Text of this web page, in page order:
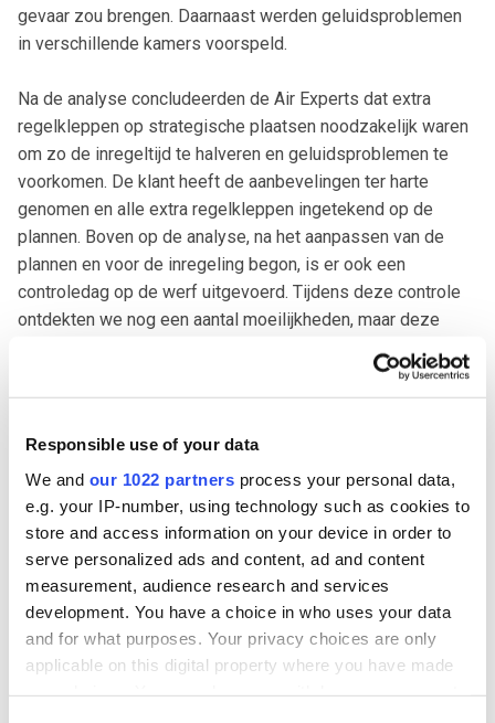
Responsible use of your data
We and our 1022 partners process your personal data,
e.g. your IP-number, using technology such as cookies to
store and access information on your device in order to
serve personalized ads and content, ad and content
measurement, audience research and services
development. You have a choice in who uses your data
and for what purposes. Your privacy choices are only
applicable on this digital property where you have made
gevaar zou brengen. Daarnaast werden geluidsproblemen
in verschillende kamers voorspeld.
Na de analyse concludeerden de Air Experts dat extra
regelkleppen op strategische plaatsen noodzakelijk waren
om zo de inregeltijd te halveren en geluidsproblemen te
voorkomen. De klant heeft de aanbevelingen ter harte
genomen en alle extra regelkleppen ingetekend op de
plannen. Boven op de analyse, na het aanpassen van de
plannen en voor de inregeling begon, is er ook een
controledag op de werf uitgevoerd. Tijdens deze controle
ontdekten we nog een aantal moeilijkheden, maar deze
konden dus op tijd gesignaleerd en opgelost worden. Zo
binnen de afgesproken termijn soepel verlopen, wat
resulteerde in een tijdige oplevering van het project.
Bovendien werden alle ontwerpdebieten gehaald zonder
geluidsproblemen in de studentenkamers.
Wij zijn trots op onze rol als Air Expert in dit project;
we hebben de meerwaarde van AirX bewezen! We
hebben aangetoond dat samenwerken met AirX vanaf
de ontwerpfase niet alleen kosteneffectief is, maar er